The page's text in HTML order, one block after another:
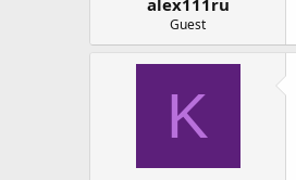
alex111ru
Guest
K